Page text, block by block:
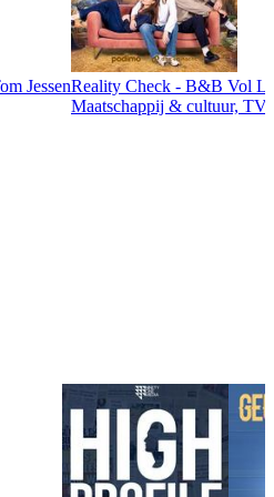
JessenReality Check - B&B Vol
Maatschappij & cultuur,